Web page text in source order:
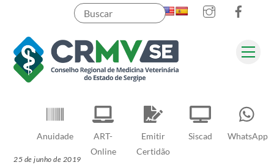
content
Instagram
Anuidade
ART-
Online
Emitir
Certidão
Siscad WhatsApp
25 de junho de 2019